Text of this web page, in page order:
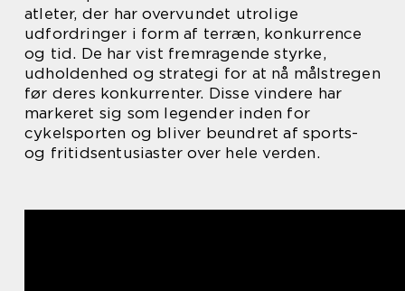
atleter, der har overvundet utrolige
udfordringer i form af terræn, konkurrence
og tid. De har vist fremragende styrke,
udholdenhed og strategi for at nå målstregen
før deres konkurrenter. Disse vindere har
markeret sig som legender inden for
cykelsporten og bliver beundret af sports-
og fritidsentusiaster over hele verden.